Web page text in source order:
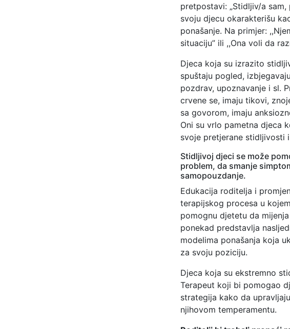
pretpostavi: „Stidljiv/a
svoju djecu okarakterišu
ponašanje. Na primjer:
situaciju” ili ,,Ona voli da
Djeca koja su izrazito
spuštaju pogled,
pozdrav, upoznavanje i sl.
crvene se, imaju tikovi,
sa govorom, imaju
Oni su vrlo pametna djeca
svoje pretjerane stidljivosti
Stidljivoj djeci se može
problem, da smanje
samopouzdanje.
Edukacija roditelja i
terapijskog procesa u
pomognu djetetu da
ponekad predstavlja
modelima ponašanja koja
za svoju poziciju.
Djeca koja su ekstremno
Terapeut koji bi pomogao
strategija kako da
njihovom temperamentu.